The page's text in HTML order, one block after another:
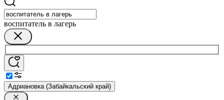
воспитатель в лагерь
Адриановка (Забайкальский край)